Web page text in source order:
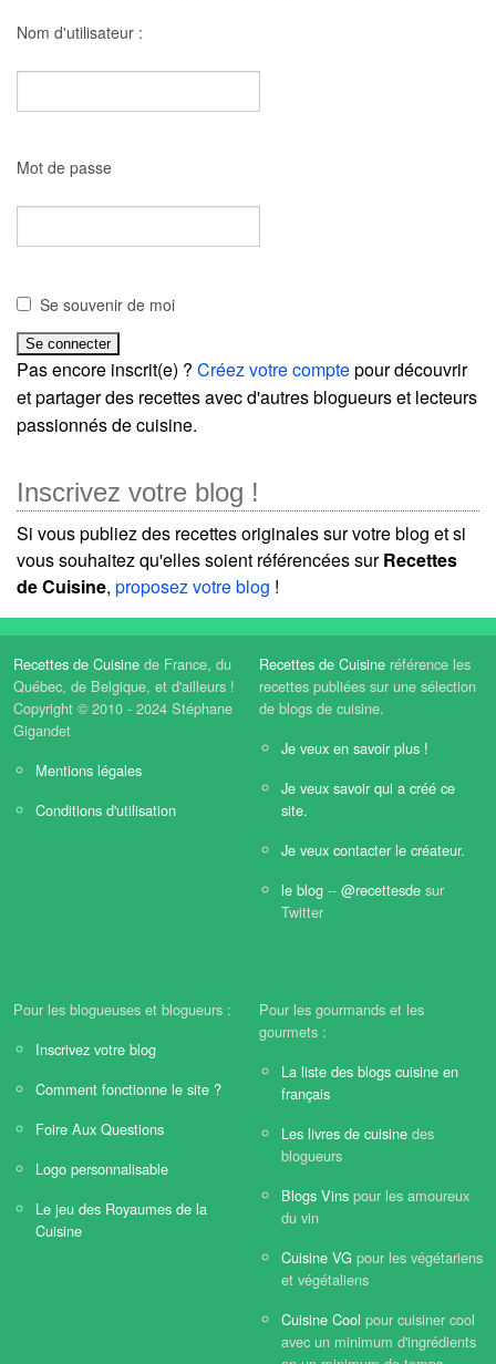
Nom d'utilisateur :
Mot de passe
Se souvenir de moi
Pas encore inscrit(e) ? Créez votre comptepour découvrir
et partager des recettes avec d'autres blogueurs et lecteurs
passionnés de cuisine.
Inscrivez votre blog !
Si vous publiez des recettes originales sur votre blog et si
vous souhaitez qu'elles soient référencées surRecettes
de Cuisine, proposez votre blog !
Recettes de Cuisine de France, du
Québec, de Belgique, et d'ailleurs !
Copyright © 2010 - 2024 Stéphane
Gigandet
Mentions légales
Conditions d'utilisation
Recettes de Cuisine référence les
recettes publiées sur une sélection
de blogs de cuisine.
Je veux en savoir plus !
Je veux savoir qui a créé ce
site.
Je veux contacter le créateur.
le blog -- @recettesde sur
Twitter
Pour les blogueuses et blogueurs :
Inscrivez votre blog
Comment fonctionne le site ?
Foire Aux Questions
Logo personnalisable
Le jeu des Royaumes de la
Cuisine
Pour les gourmands et les
gourmets :
La liste des blogs cuisine en
français
Les livres de cuisine des
blogueurs
Blogs Vins pour les amoureux
du vin
Cuisine VG pour les végétariens
et végétaliens
Cuisine Cool pour cuisiner cool
avec un minimum d'ingrédients